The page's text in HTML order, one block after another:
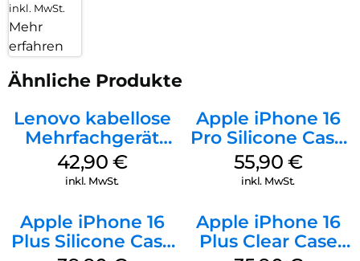
inkl. MwSt.
Mehr
erfahren
Ähnliche Produkte
Lenovo kabellose
Mehrfachgerät
Luna Grey
42,90 €
inkl. MwSt.
Apple iPhone 16
Pro Silicone Case
MagSafe Stone
Gray
55,90 €
inkl. MwSt.
Apple iPhone 16
Plus Silicone Case
Apple iPhone 16
Plus Clear Case